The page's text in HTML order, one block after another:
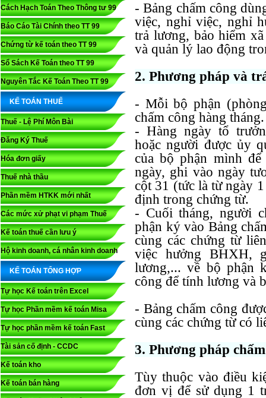
Cách Hạch Toán Theo Thông tư 99
Báo Cáo Tài Chính theo TT 99
Chứng từ kế toán theo TT 99
Sổ Sách Kế Toán theo TT 99
Nguyên Tắc Kế Toán Theo TT 99
KẾ TOÁN THUẾ
Thuế - Lệ Phí Môn Bài
Đăng Ký Thuế
Hóa đơn giấy
Thuế nhà thầu
Phần mềm HTKK mới nhất
Các mức xử phạt vi phạm Thuế
Kế toán thuế cần lưu ý
Hộ kinh doanh, cá nhân kinh doanh
KẾ TOÁN TỔNG HỢP
Tự học Kế toán trên Excel
Tự học Phần mềm kế toán Misa
Tự học phần mềm kế toán Fast
Tài sản cố định - CCDC
Kế toán kho
Kế toán bán hàng
- Bảng chấm công
việc, nghỉ việc, nghỉ
trả lương, bảo hiểm
và quản lý lao động
2. Phương pháp và
- Mỗi bộ phận
chấm công hàng tháng.
- Hàng ngày tổ
hoặc người được ủy
của bộ phận mình
ngày, ghi vào ngày
cột 31 (tức là từ ngày
định trong chứng từ.
- Cuối tháng, người
phận ký vào Bảng
cùng các chứng từ
việc hưởng BHXH,
lương,... về bộ phận
công để tính lương và
- Bảng chấm công
cùng các chứng từ có
3. Phương pháp
Tùy thuộc vào điều
đơn vị để sử dụng 1